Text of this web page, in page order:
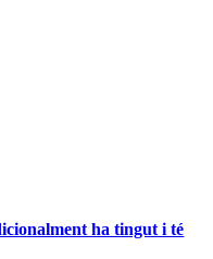
ha tingut i té